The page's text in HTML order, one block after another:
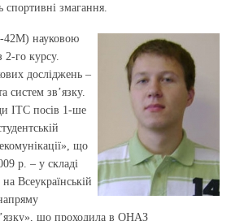
змагання.
42М) науковою
2-го курсу.
досліджень –
систем зв’язку.
ІТС посів 1-ше
що
р. – у складі
Всеукраїнській
що проходила в ОНАЗ